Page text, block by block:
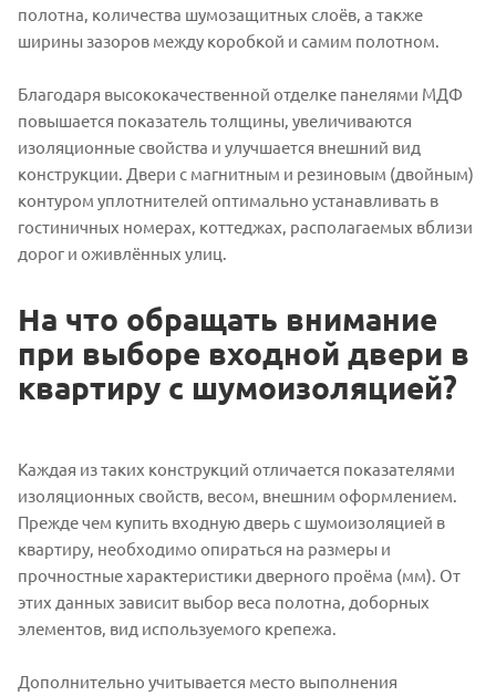
полотна, количества шумозащитных слоёв, а также
ширины зазоров между коробкой и самим полотном.
Благодаря высококачественной отделке панелями МДФ
повышается показатель толщины, увеличиваются
изоляционные свойства и улучшается внешний вид
конструкции. Двери с магнитным и резиновым (двойным)
контуром уплотнителей оптимально устанавливать в
гостиничных номерах, коттеджах, располагаемых вблизи
дорог и оживлённых улиц.
На что обращать внимание
при выборе входной двери в
квартиру с шумоизоляцией?
Каждая из таких конструкций отличается показателями
изоляционных свойств, весом, внешним оформлением.
Прежде чем купить входную дверь с шумоизоляцией в
квартиру, необходимо опираться на размеры и
прочностные характеристики дверного проёма (мм). От
этих данных зависит выбор веса полотна, доборных
элементов, вид используемого крепежа.
Дополнительно учитывается место выполнения